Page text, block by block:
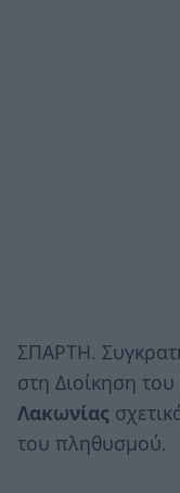
ΣΠΑΡΤΗ.
στη Διοίκηση του
Λακωνίας
του πληθυσμού.